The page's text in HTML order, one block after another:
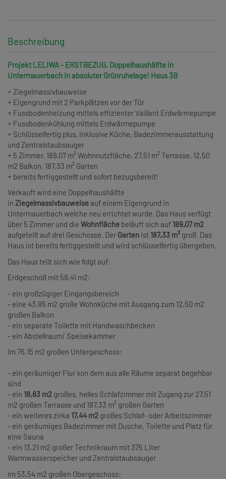
Beschreibung
Projekt LELIWA - ERSTBEZUG, Doppelhaushälfte in
Untermauerbach in absoluter Grünruhelage! Haus 3B
+ Ziegelmassivbauweise
+ Eigengrund mit 2 Parkplätzen vor der Tür
+ Fussbodenheizung mittels effizienter Vaillant Erdwärmepumpe
+ Fussbodenkühlung mittels Erdwärmepumpe
+ Schlüsselfertig plus, inklusive Küche, Badezimmerausstattung
und Zentralstaubsauger
+ 5 Zimmer, 189,07 m² Wohnnutzfläche, 27,51 m² Terrasse, 12,50
m2 Balkon, 187,33 m² Garten
+ bereits fertiggestellt und sofort bezugsbereit!
Verkauft wird eine Doppelhaushälfte
in Ziegelmassivbauweise auf einem Eigengrund in
Untermauerbach welche neu errichtet wurde. Das Haus verfügt
über 5 Zimmer und die Wohnfläche beläuft sich auf 189,07 m2
aufgeteilt auf drei Geschosse. Der Garten ist 187,33 m² groß. Das
Haus ist bereits fertiggestellt und wird schlüsselfertig übergeben.
Das Haus teilt sich wie folgt auf:
Erdgeschoß mit 59,41 m2:
- ein großzügiger Eingangsbereich
- eine 43,85 m2 große Wohnküche mit Ausgang zum 12,50 m2
großen Balkon
- ein separate Toilette mit Handwaschbecken
- ein Abstellraum/ Speisekammer
Im 76,15 m2 großen Untergeschoss:
- ein geräumiger Flur von dem aus alle Räume separat begehbar
sind
- ein 18,83 m2 großes, helles Schlafzimmer mit Zugang zur 27,51
m2 großen Terrasse und 187,33 m² großen Garten
- ein weiteres zirka 17,44 m2 großes Schlaf- oder Arbeitszimmer
- ein geräumiges Badezimmer mit Dusche, Toilette und Platz für
eine Sauna
- ein 13,21 m2 großer Technikraum mit 375 Liter
Warmwasserspeicher und Zentralstaubsauger
Im 53,54 m2 großen Obergeschoss: